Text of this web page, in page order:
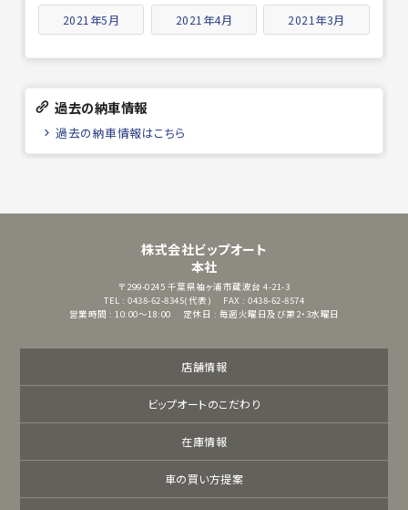
2021年5月 2021年4月 2021年3月
過去の納車情報
過去の納車情報はこちら
株式会社ビップオート
本社
〒299-0245 千葉県袖ヶ浦市蔵波台 4-21-3
TEL : 0438-62-8345(代表)
FAX : 0438-62-8574
営業時間 : 10:00～18:00
定休日 : 毎週火曜日及び第2・3水曜日
店舗情報
ビップオートのこだわり
在庫情報
車の買い方提案